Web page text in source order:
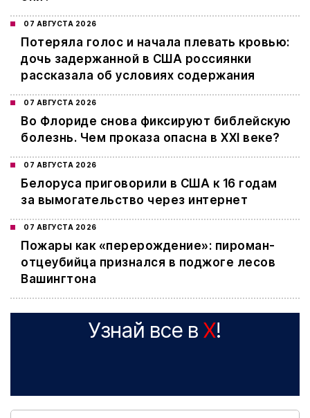
07 АВГУСТА 2026
Потеряла голос и начала плевать кровью:
дочь задержанной в США россиянки
рассказала об условиях содержания
07 АВГУСТА 2026
Во Флориде снова фиксируют библейскую
болезнь. Чем проказа опасна в XXI веке?
07 АВГУСТА 2026
Белоруса приговорили в США к 16 годам
за вымогательство через интернет
07 АВГУСТА 2026
Пожары как «перерождение»: пироман-
отцеубийца признался в поджоге лесов
Вашингтона
Узнай все в X!